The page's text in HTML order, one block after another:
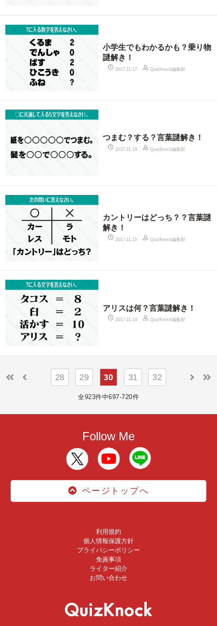
小学生でもわかるかも？乗り物
謎解き！
2017.11.17 QuizKnock編集部
つまむ？する？言葉謎解き！
2017.11.16 QuizKnock編集部
カントリーはどっち？？言葉謎
解き！
2017.11.15 QuizKnock編集部
アリスは何？言葉謎解き！
2017.11.14 QuizKnock編集部
28 29 30 31 32
全923件中697-720件
Follow Me
ページトップへ
利用規約
個人情報保護方針
プライバシーポリシー
免責事項
ライター紹介
お問い合わせ